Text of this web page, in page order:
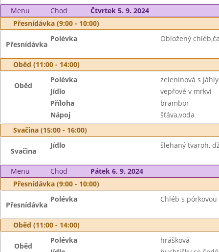
Menu Chod
Čtvrtek 5. 9. 2024
Přesnídávka (9:00 - 10:00)
Přesnídávka
Polévka Obložený
Oběd (11:00 - 14:00)
Oběd
Polévka
zeleninová s jáhly
Jídlo
vepřové v mrkvi
Příloha
brambor
Nápoj
šťáva,voda
Svačina (15:00 - 16:00)
Svačina
Jídlo šlehaný tvaroh,
Menu Chod
Pátek 6. 9. 2024
Přesnídávka (9:00 - 10:00)
Přesnídávka
Polévka Chléb s
Oběd (11:00 - 14:00)
Oběd
Polévka
hrášková